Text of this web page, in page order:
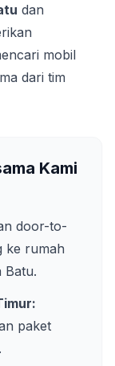
dan
mobil
dari tim
Kami
door-to-
ke rumah
Batu.
:
paket
.